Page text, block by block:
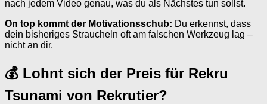
nach jedem Video genau, was du als Nächstes tun sollst.
On top kommt der Motivationsschub: Du erkennst, dass
dein bisheriges Straucheln oft am falschen Werkzeug lag –
nicht an dir.
💰 Lohnt sich der Preis für Rekru
Tsunami von Rekrutier?